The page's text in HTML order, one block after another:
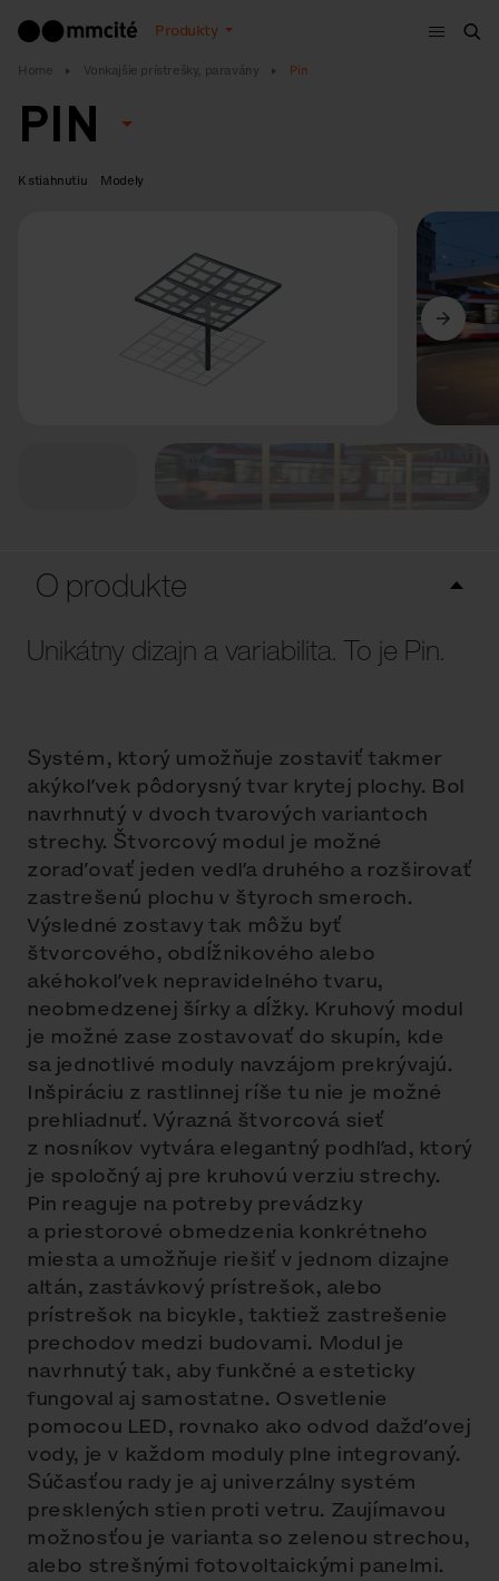
Produkty
Menu
Home Vonkajšie prístrešky, paravány Pin
PIN
K stiahnutiu Modely
Predchádzajúci
O produkte
Unikátny dizajn a variabilita. To je Pin.
Systém, ktorý umožňuje zostaviť takmer
akýkoľvek pôdorysný tvar krytej plochy. Bol
navrhnutý v dvoch tvarových variantoch
strechy. Štvorcový modul je možné
zoraďovať jeden vedľa druhého a rozširovať
zastrešenú plochu v štyroch smeroch.
Výsledné zostavy tak môžu byť
štvorcového, obdĺžnikového alebo
akéhokoľvek nepravidelného tvaru,
neobmedzenej šírky a dĺžky. Kruhový modul
je možné zase zostavovať do skupín, kde
sa jednotlivé moduly navzájom prekrývajú.
Inšpiráciu z rastlinnej ríše tu nie je možné
prehliadnuť. Výrazná štvorcová sieť
z nosníkov vytvára elegantný podhľad, ktorý
je spoločný aj pre kruhovú verziu strechy.
Pin reaguje na potreby prevádzky
a priestorové obmedzenia konkrétneho
miesta a umožňuje riešiť v jednom dizajne
altán, zastávkový prístrešok, alebo
prístrešok na bicykle, taktiež zastrešenie
prechodov medzi budovami. Modul je
navrhnutý tak, aby funkčné a esteticky
fungoval aj samostatne. Osvetlenie
pomocou LED, rovnako ako odvod dažďovej
vody, je v každom moduly plne integrovaný.
Súčasťou rady je aj univerzálny systém
presklených stien proti vetru. Zaujímavou
možnosťou je varianta so zelenou strechou,
alebo strešnými fotovoltaickými panelmi.